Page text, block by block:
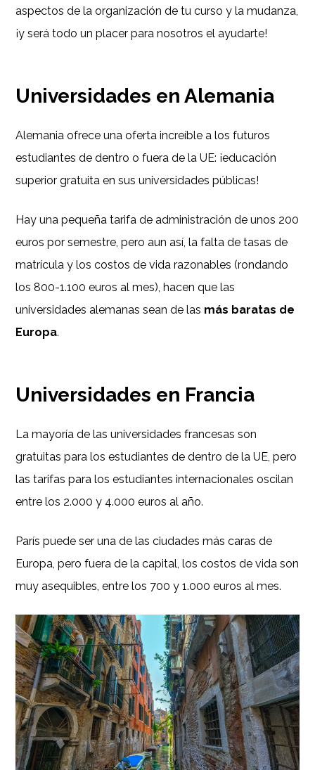
aspectos de la organización de tu curso y la mudanza,
¡y será todo un placer para nosotros el ayudarte!
Universidades en Alemania
Alemania ofrece una oferta increíble a los futuros
estudiantes de dentro o fuera de la UE: ¡educación
superior gratuita en sus universidades públicas!
Hay una pequeña tarifa de administración de unos 200
euros por semestre, pero aun así, la falta de tasas de
matrícula y los costos de vida razonables (rondando
los 800-1.100 euros al mes), hacen que las
universidades alemanas sean de las más baratas de
Europa.
Universidades en Francia
La mayoría de las universidades francesas son
gratuitas para los estudiantes de dentro de la UE, pero
las tarifas para los estudiantes internacionales oscilan
entre los 2.000 y 4.000 euros al año.
París puede ser una de las ciudades más caras de
Europa, pero fuera de la capital, los costos de vida son
muy asequibles, entre los 700 y 1.000 euros al mes.